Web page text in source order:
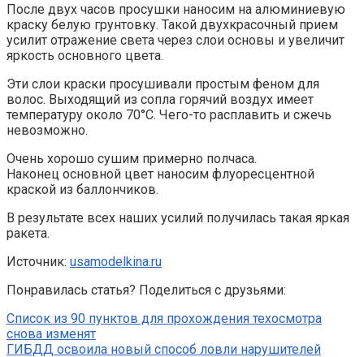
После двух часов просушки наносим на алюминиевую
краску белую грунтовку. Такой двухкрасочный прием
усилит отражение света через слои основы и увеличит
яркость основного цвета.
Эти слои краски просушивали простым феном для
волос. Выходящий из сопла горячий воздух имеет
температуру около 70°C. Чего-то расплавить и сжечь
невозможно.
Очень хорошо сушим примерно полчаса.
Наконец основной цвет наносим флуоресцентной
краской из баллончиков.
В результате всех наших усилий получилась такая яркая
ракета.
Источник: usamodelkina.ru
Понравилась статья? Поделиться с друзьями:
Список из 90 пунктов для прохождения техосмотра
снова изменят
ГИБДД освоила новый способ ловли нарушителей